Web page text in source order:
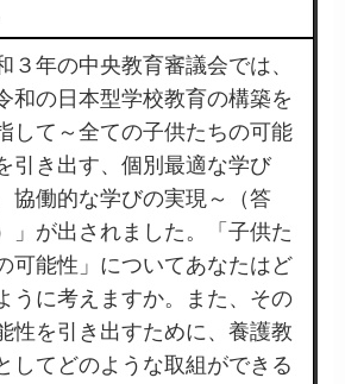
３年の中央教育審議会では、
和の日本型学校教育の構築を
して～全ての子供たちの可能
引き出す、個別最適な学び
協働的な学びの実現～（答
」が出されました。「子供た
可能性」についてあなたはど
うに考えますか。また、その
性を引き出すために、養護教
してどのような取組ができる